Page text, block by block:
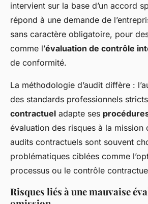
intervient sur la base d’un accord
répond à une demande de
sans caractère obligatoire, pour
comme l’évaluation de contrôle
de conformité.
La méthodologie d’audit diffère :
des standards professionnels
contractuel adapte ses
évaluation des risques à la mission
audits contractuels sont souvent
problématiques ciblées comme
processus ou le contrôle
Risques liés à une mauvaise